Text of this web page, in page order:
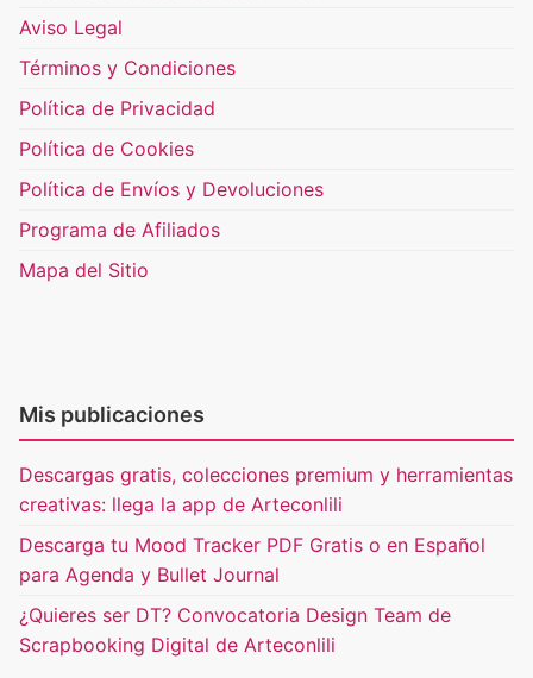
Aviso Legal
Términos y Condiciones
Política de Privacidad
Política de Cookies
Política de Envíos y Devoluciones
Programa de Afiliados
Mapa del Sitio
Mis publicaciones
Descargas gratis, colecciones premium y herramientas
creativas: llega la app de Arteconlili
Descarga tu Mood Tracker PDF Gratis o en Español
para Agenda y Bullet Journal
¿Quieres ser DT? Convocatoria Design Team de
Scrapbooking Digital de Arteconlili